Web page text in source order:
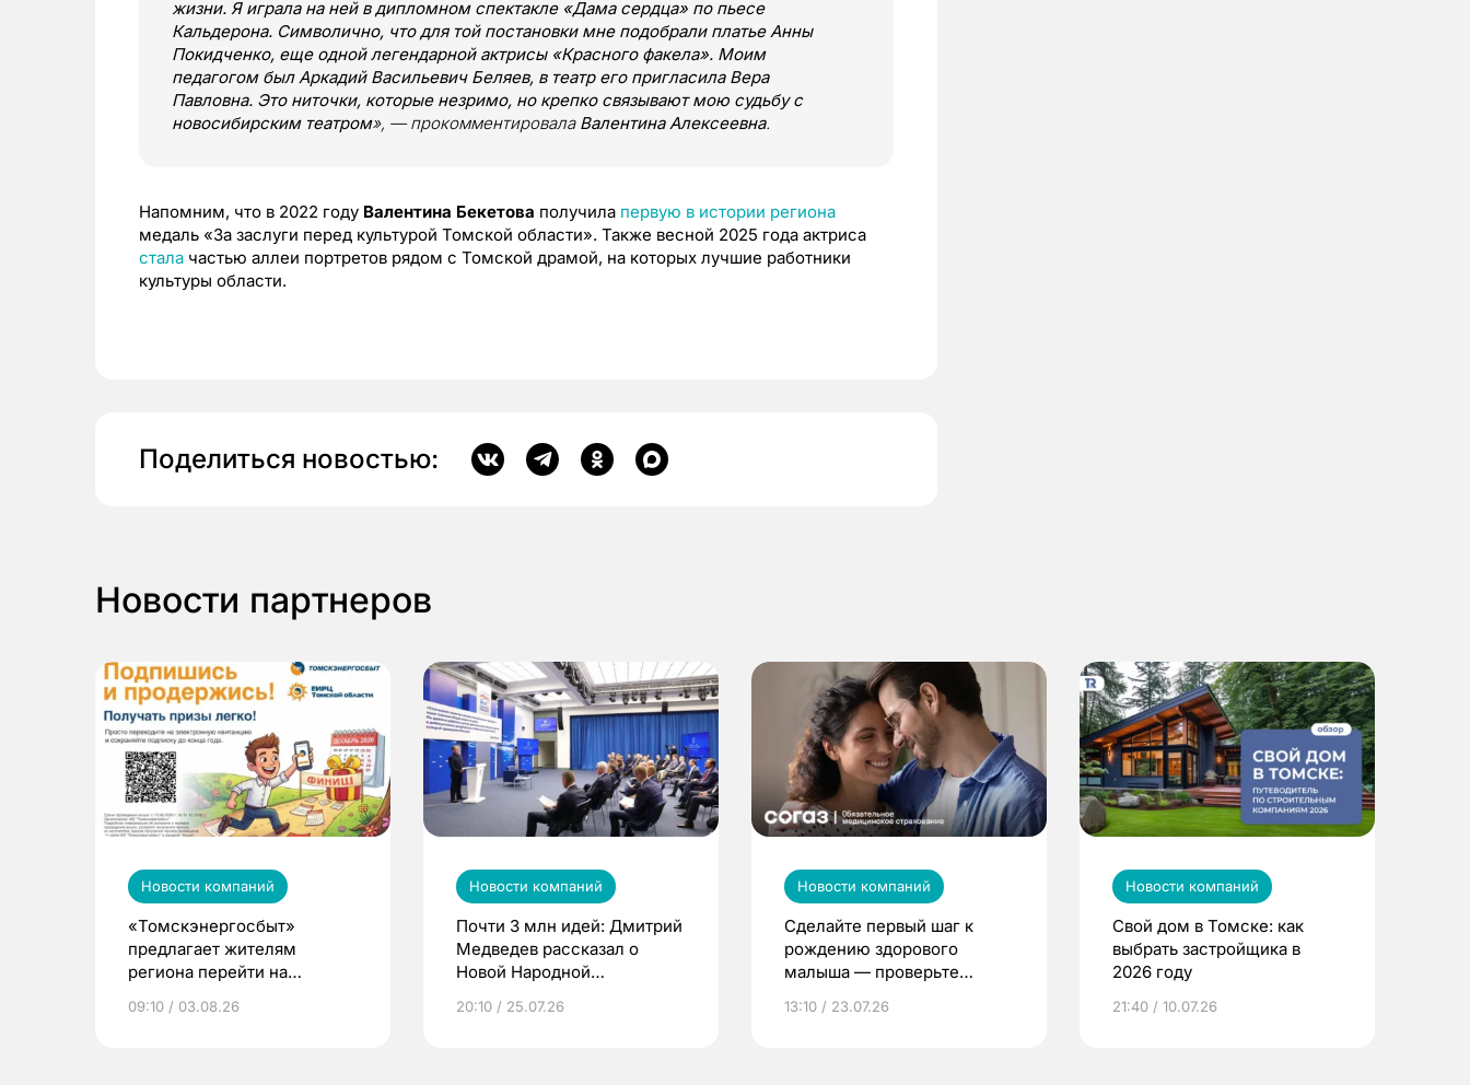
жизни. Я играла на ней в дипломном спектакле «Дама сердца» по пьесе
Кальдерона. Символично, что для той постановки мне подобрали платье Анны
Покидченко, еще одной легендарной актрисы «Красного факела». Моим
педагогом был Аркадий Васильевич Беляев, в театр его пригласила Вера
Павловна. Это ниточки, которые незримо, но крепко связывают мою судьбу с
новосибирским театром», — прокомментировала Валентина Алексеевна.
Напомним, что в 2022 году Валентина Бекетова получила первую в истории региона
медаль «За заслуги перед культурой Томской области». Также весной 2025 года актриса
стала частью аллеи портретов рядом с Томской драмой, на которых лучшие работники
культуры области.
Поделиться новостью:
Новости партнеров
Новости компаний
«Томскэнергосбыт»
предлагает жителям
региона перейти на
выиграть призы
09:10 / 03.08.26
Новости компаний
Почти 3 млн идей: Дмитрий
Медведев рассказал о
Новой Народной
20:10 / 25.07.26
Новости компаний
Сделайте первый шаг к
рождению здорового
малыша — проверьте
по ОМС!
13:10 / 23.07.26
Новости компаний
Свой дом в Томске: как
выбрать застройщика в
2026 году
21:40 / 10.07.26